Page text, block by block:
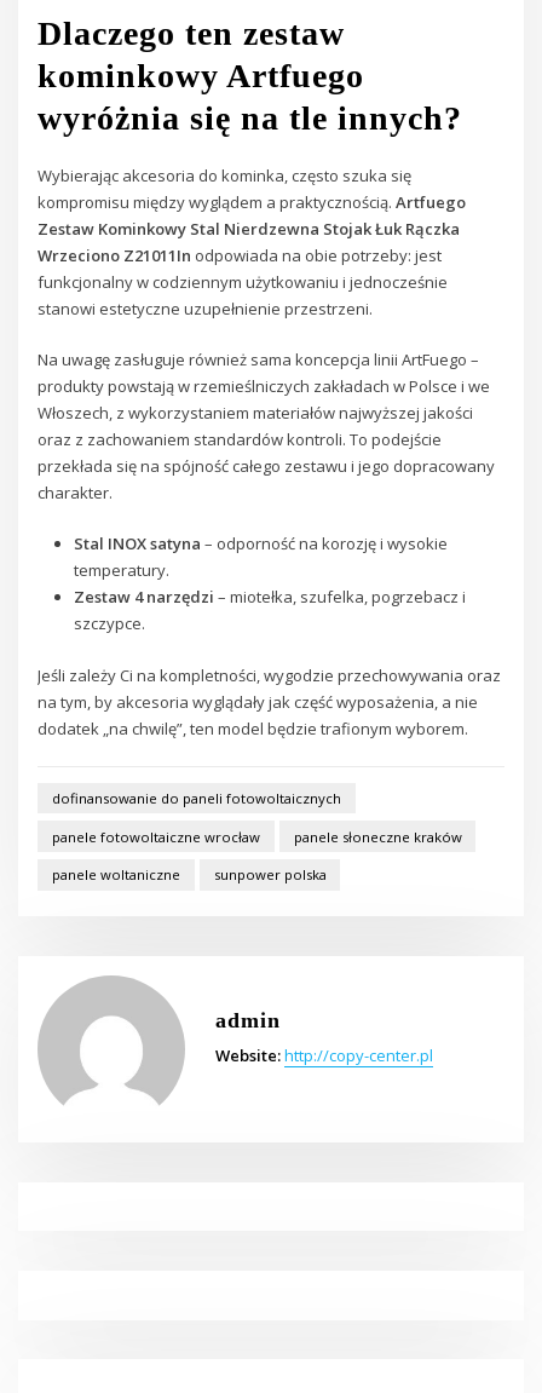
Dlaczego ten zestaw
kominkowy Artfuego
wyróżnia się na tle innych?
Wybierając akcesoria do kominka, często szuka się
kompromisu między wyglądem a praktycznością.Artfuego
Zestaw Kominkowy Stal Nierdzewna Stojak Łuk Rączka
Wrzeciono Z21011In odpowiada na obie potrzeby: jest
funkcjonalny w codziennym użytkowaniu i jednocześnie
stanowi estetyczne uzupełnienie przestrzeni.
Na uwagę zasługuje również sama koncepcja linii ArtFuego –
produkty powstają w rzemieślniczych zakładach w Polsce i we
Włoszech, z wykorzystaniem materiałów najwyższej jakości
oraz z zachowaniem standardów kontroli. To podejście
przekłada się na spójność całego zestawu i jego dopracowany
charakter.
Stal INOX satyna – odporność na korozję i wysokie
temperatury.
Zestaw 4 narzędzi – miotełka, szufelka, pogrzebacz i
szczypce.
Jeśli zależy Ci na kompletności, wygodzie przechowywania oraz
na tym, by akcesoria wyglądały jak część wyposażenia, a nie
dodatek „na chwilę”, ten model będzie trafionym wyborem.
dofinansowanie do paneli fotowoltaicznych
panele fotowoltaiczne wrocław panele słoneczne kraków
panele woltaniczne sunpower polska
admin
Website:http://copy-center.pl